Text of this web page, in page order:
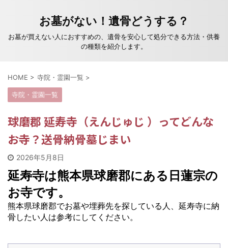
お墓がない！遺骨どうする？
お墓が買えない人におすすめの、遺骨を安心して処分できる方法・供養
の種類を紹介します。
HOME > 寺院・霊園一覧 >
寺院・霊園一覧
球磨郡 延寿寺（えんじゅじ ）ってどんな
お寺？送骨納骨墓じまい
2026年5月8日
延寿寺は熊本県球磨郡にある日蓮宗の
お寺です。
熊本県球磨郡でお墓や埋葬先を探している人、延寿寺に納
骨したい人は参考にしてください。